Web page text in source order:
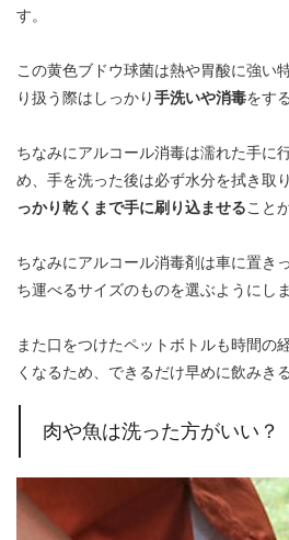
す。
この黄色ブドウ球菌は熱や胃酸に強い
り扱う際はしっかり手洗いや消毒をす
ちなみにアルコール消毒は濡れた手に
め、手を洗った後は必ず水分を拭き取り
っかり乾くまで手に刷り込ませること
ちなみにアルコール消毒剤は車に置き
ち運べるサイズのものを選ぶようにし
また口をつけたペットボトルも時間の
くなるため、できるだけ早めに飲みき
肉や魚は洗った方がいい？